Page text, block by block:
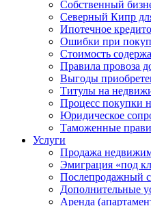
Собственный
Северный Кипр
Ипотечное
Ошибки при
Стоимость
Правила провоза
Выгоды
Титулы на
Процесс покупки
Юридическое
Таможенные
Услуги
Продажа
Эмиграция «под
Послепродажный
Дополнительные
Аренда